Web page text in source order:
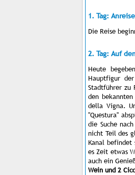
1. Tag: Anreise
Die Reise
2. Tag: Auf
Heute
Hauptfigur
Stadtführer zu
den
della Vigna.
"Questura"
die Suche
nicht Teil des
Kanal befindet
es Zeit etwas
auch ein
Wein und 2